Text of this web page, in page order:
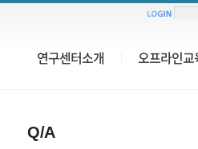
연구센터소개 오프라인교
Q/A